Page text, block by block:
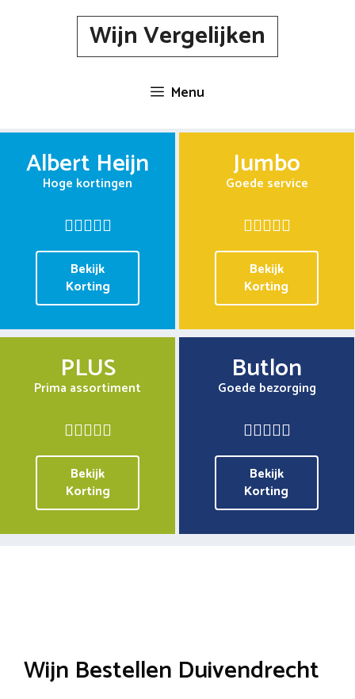
Wijn Vergelijken
Menu
Albert Heijn
Hoge kortingen
Bekijk
Korting
Jumbo
Goede service
Bekijk
Korting
PLUS
Prima assortiment
Bekijk
Korting
Butlon
Goede bezorging
Bekijk
Korting
Wijn Bestellen Duivendrecht